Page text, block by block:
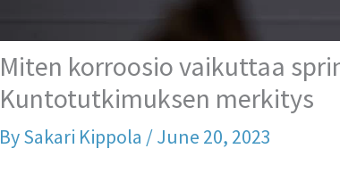
Miten korroosio vaikuttaa
Kuntotutkimuksen merkitys
BySakari Kippola /June 20, 2023